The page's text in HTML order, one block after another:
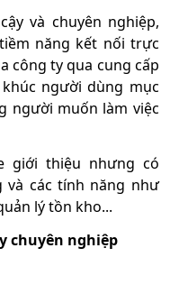
và chuyên nghiệp,
năng kết nối trực
công ty qua cung cấp
người dùng mục
người muốn làm việc
giới thiệu nhưng có
và các tính năng như
lý tồn kho...
chuyên nghiệp